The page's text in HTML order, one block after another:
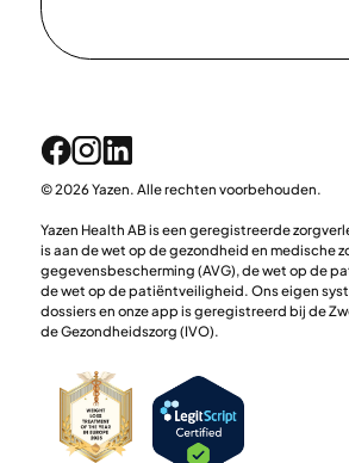
© 2026 Yazen. Alle rechten voorbehouden.
Yazen Health AB is een geregistreerde
is aan de wet op de gezondheid en medische
gegevensbescherming (AVG), de wet op de
de wet op de patiëntveiligheid. Ons eigen
dossiers en onze app is geregistreerd bij de
de Gezondheidszorg (IVO).